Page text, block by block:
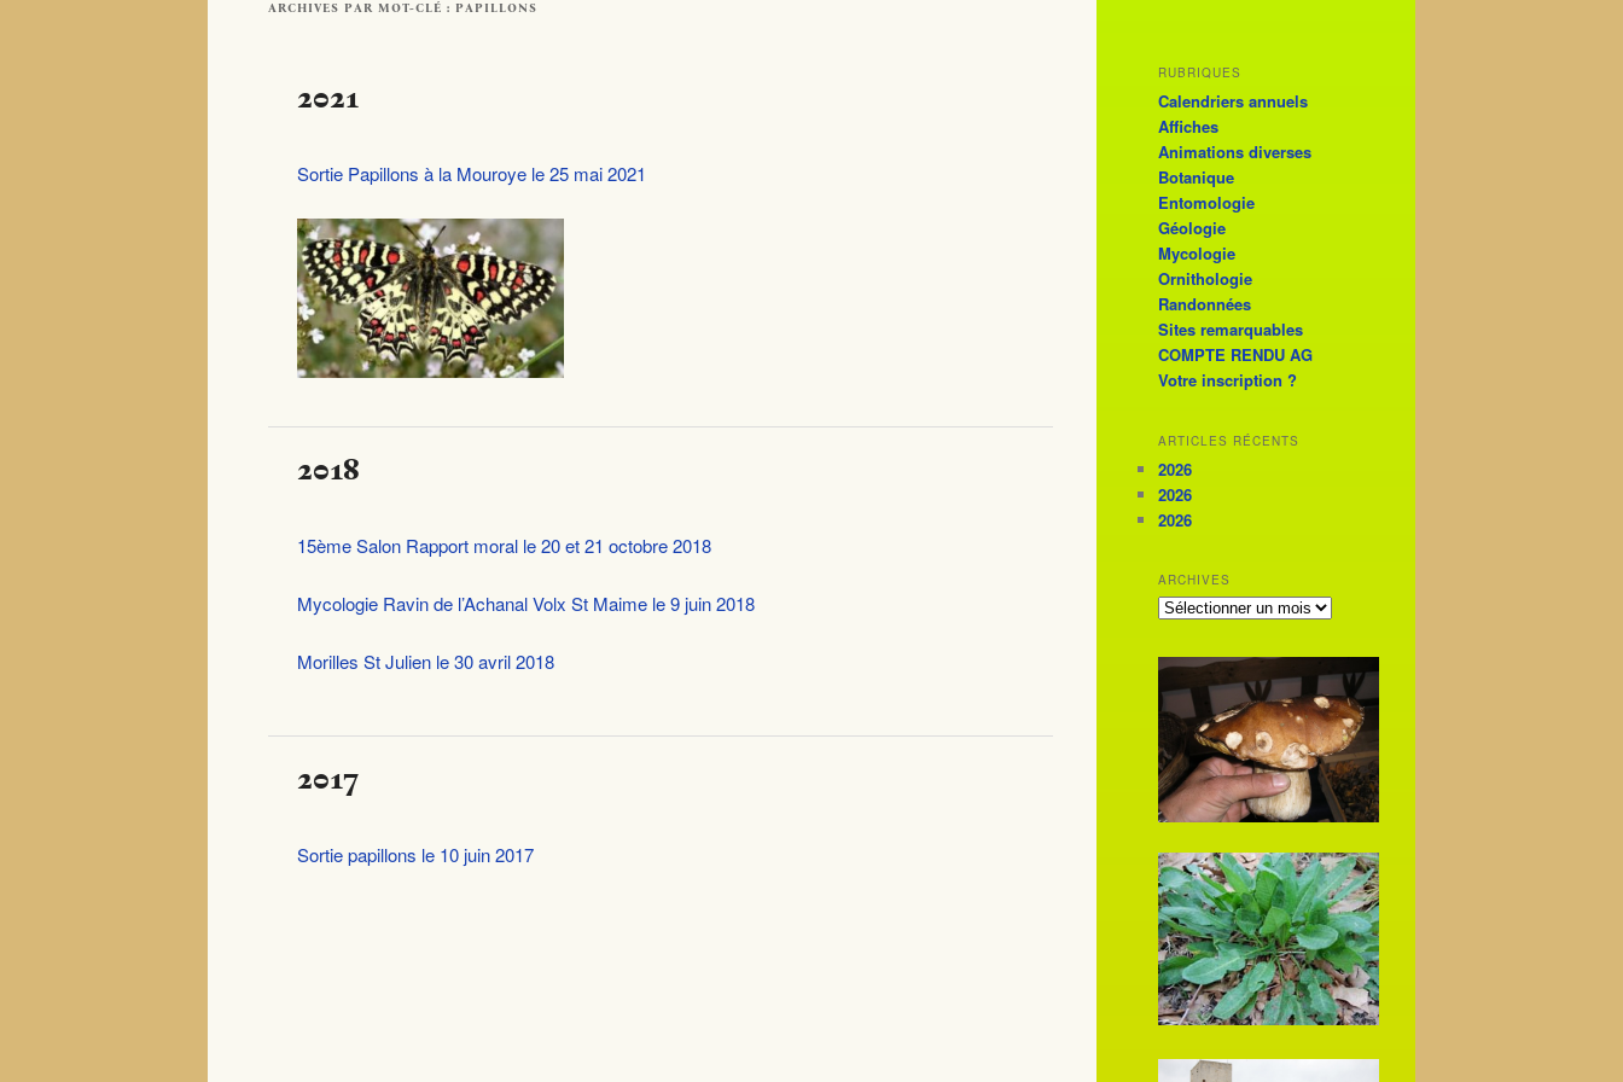
ARCHIVES PAR MOT-CLÉ : PAPILLONS
2021
Sortie Papillons à la Mouroye le 25 mai 2021
2018
15ème Salon Rapport moral le 20 et 21 octobre 2018
Mycologie Ravin de l’Achanal Volx St Maime le 9 juin 2018
Morilles St Julien le 30 avril 2018
2017
Sortie papillons le 10 juin 2017
RUBRIQUES
Calendriers annuels
Affiches
Animations diverses
Botanique
Entomologie
Géologie
Mycologie
Ornithologie
Randonnées
Sites remarquables
COMPTE RENDU AG
Votre inscription ?
ARTICLES RÉCENTS
2026
2026
2026
ARCHIVES
ARCHIVES